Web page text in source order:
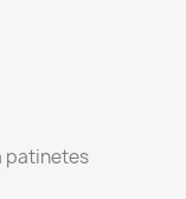
patinetes